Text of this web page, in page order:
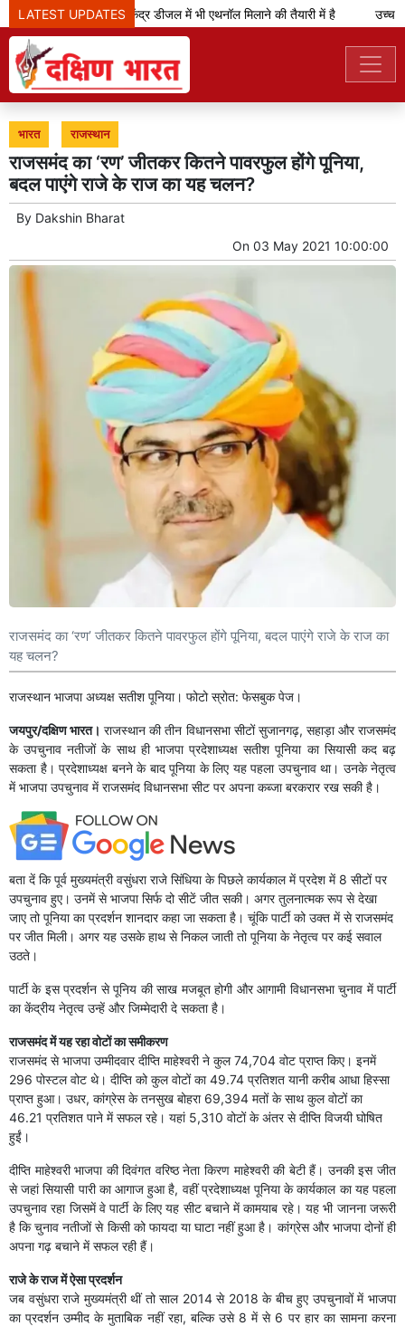
LATEST UPDATES
केजरीवाल का दावा- केंद्र डीजल में भी एथनॉल मिलाने की तैयारी में है उच्च
भारत राजस्थान
राजसमंद का ‘रण’ जीतकर कितने पावरफुल होंगे पूनिया,
बदल पाएंगे राजे के राज का यह चलन?
By Dakshin Bharat
On 03 May 2021 10:00:00
राजसमंद का ‘रण’ जीतकर कितने पावरफुल होंगे पूनिया, बदल पाएंगे राजे के राज का
यह चलन?
राजस्थान भाजपा अध्यक्ष सतीश पूनिया। फोटो स्रोत: फेसबुक पेज।
जयपुर/दक्षिण भारत। राजस्थान की तीन विधानसभा सीटों सुजानगढ़, सहाड़ा और राजसमंद
के उपचुनाव नतीजों के साथ ही भाजपा प्रदेशाध्यक्ष सतीश पूनिया का सियासी कद बढ़
सकता है। प्रदेशाध्यक्ष बनने के बाद पूनिया के लिए यह पहला उपचुनाव था। उनके नेतृत्व
में भाजपा उपचुनाव में राजसमंद विधानसभा सीट पर अपना कब्जा बरकरार रख सकी है।
बता दें कि पूर्व मुख्यमंत्री वसुंधरा राजे सिंधिया के पिछले कार्यकाल में प्रदेश में 8 सीटों पर
उपचुनाव हुए। उनमें से भाजपा सिर्फ दो सीटें जीत सकी। अगर तुलनात्मक रूप से देखा
जाए तो पूनिया का प्रदर्शन शानदार कहा जा सकता है। चूंकि पार्टी को उक्त में से राजसमंद
पर जीत मिली। अगर यह उसके हाथ से निकल जाती तो पूनिया के नेतृत्व पर कई सवाल
उठते।
पार्टी के इस प्रदर्शन से पूनिय की साख मजबूत होगी और आगामी विधानसभा चुनाव में पार्टी
का केंद्रीय नेतृत्व उन्हें और जिम्मेदारी दे सकता है।
राजसमंद में यह रहा वोटों का समीकरण
राजसमंद से भाजपा उम्मीदवार दीप्ति माहेश्वरी ने कुल 74,704 वोट प्राप्त किए। इनमें
296 पोस्टल वोट थे। दीप्ति को कुल वोटों का 49.74 प्रतिशत यानी करीब आधा हिस्सा
प्राप्त हुआ। उधर, कांग्रेस के तनसुख बोहरा 69,394 मतों के साथ कुल वोटों का
46.21 प्रतिशत पाने में सफल रहे। यहां 5,310 वोटों के अंतर से दीप्ति विजयी घोषित
हुईं।
दीप्ति माहेश्वरी भाजपा की दिवंगत वरिष्ठ नेता किरण माहेश्वरी की बेटी हैं। उनकी इस जीत
से जहां सियासी पारी का आगाज हुआ है, वहीं प्रदेशाध्यक्ष पूनिया के कार्यकाल का यह पहला
उपचुनाव रहा जिसमें वे पार्टी के लिए यह सीट बचाने में कामयाब रहे। यह भी जानना जरूरी
है कि चुनाव नतीजों से किसी को फायदा या घाटा नहीं हुआ है। कांग्रेस और भाजपा दोनों ही
अपना गढ़ बचाने में सफल रही हैं।
राजे के राज में ऐसा प्रदर्शन
जब वसुंधरा राजे मुख्यमंत्री थीं तो साल 2014 से 2018 के बीच हुए उपचुनावों में भाजपा
का प्रदर्शन उम्मीद के मुताबिक नहीं रहा, बल्कि उसे 8 में से 6 पर हार का सामना करना